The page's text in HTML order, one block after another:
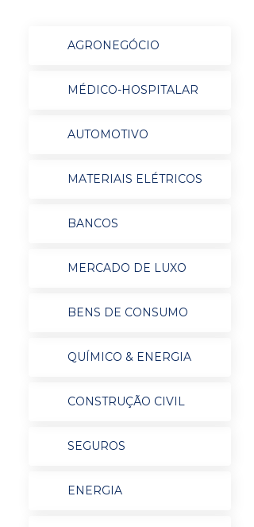
AGRONEGÓCIO
MÉDICO-HOSPITALAR
AUTOMOTIVO
MATERIAIS ELÉTRICOS
BANCOS
MERCADO DE LUXO
BENS DE CONSUMO
QUÍMICO & ENERGIA
CONSTRUÇÃO CIVIL
SEGUROS
ENERGIA